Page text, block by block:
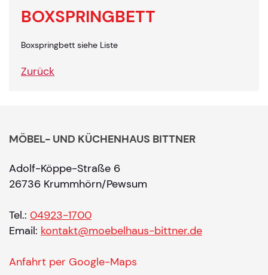
BOXSPRINGBETT
Boxspringbett siehe Liste
Zurück
MÖBEL- UND KÜCHENHAUS BITTNER
Adolf-Köppe-Straße 6
26736 Krummhörn/Pewsum
Tel.: 04923-1700
Email: kontakt@moebelhaus-bittner.de
Anfahrt per Google-Maps